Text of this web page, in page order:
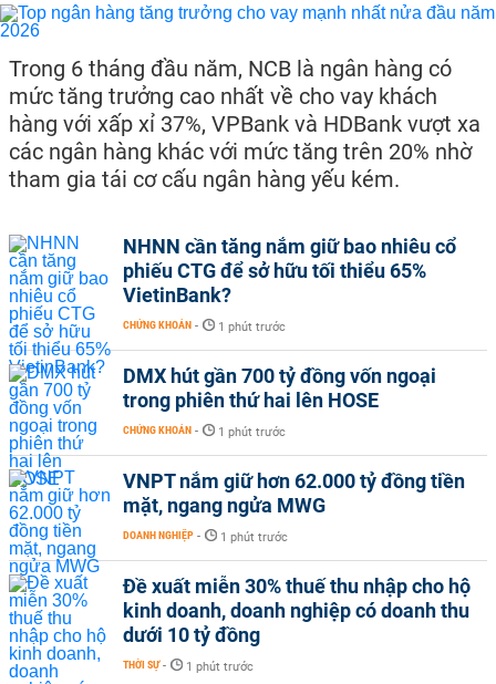
Trong 6 tháng đầu năm, NCB là ngân hàng có
mức tăng trưởng cao nhất về cho vay khách
hàng với xấp xỉ 37%, VPBank và HDBank vượt xa
các ngân hàng khác với mức tăng trên 20% nhờ
tham gia tái cơ cấu ngân hàng yếu kém.
NHNN cần tăng nắm giữ bao nhiêu cổ
phiếu CTG để sở hữu tối thiểu 65%
VietinBank?
CHỨNG KHOÁN - 1 phút trước
DMX hút gần 700 tỷ đồng vốn ngoại
trong phiên thứ hai lên HOSE
CHỨNG KHOÁN - 1 phút trước
VNPT nắm giữ hơn 62.000 tỷ đồng tiền
mặt, ngang ngửa MWG
DOANH NGHIỆP - 1 phút trước
Đề xuất miễn 30% thuế thu nhập cho hộ
kinh doanh, doanh nghiệp có doanh thu
dưới 10 tỷ đồng
THỜI SỰ - 1 phút trước